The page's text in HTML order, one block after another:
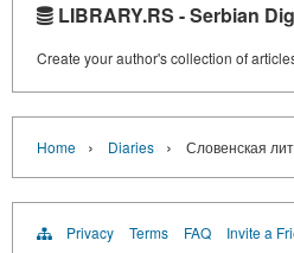
LIBRARY.RS - Serbian
Create your author's collection of
Home › Diaries › Словенская
Privacy Terms FAQ Invite a